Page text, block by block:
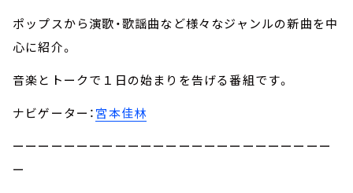
ポップスから演歌・歌謡曲など様々なジャンルの新曲を中
心に紹介。
音楽とトークで１日の始まりを告げる番組です。
ナビゲーター：宮本佳林
ーーーーーーーーーーーーーーーーーーーーーーーーー
ー